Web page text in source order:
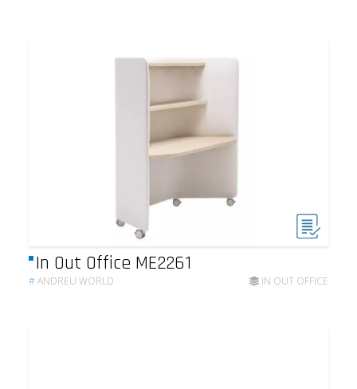
In Out Office ME2261
#ANDREU WORLD IN OUT OFFICE